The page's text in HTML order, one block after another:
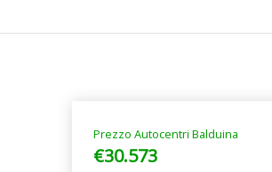
Prezzo Autocentri Balduina
€30.573